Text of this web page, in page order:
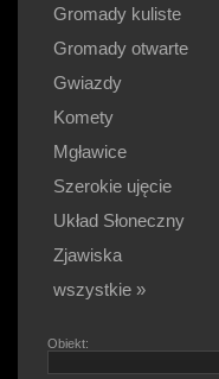
Gromady kuliste
Gromady otwarte
Gwiazdy
Komety
Mgławice
Szerokie ujęcie
Układ Słoneczny
Zjawiska
wszystkie »
Obiekt: